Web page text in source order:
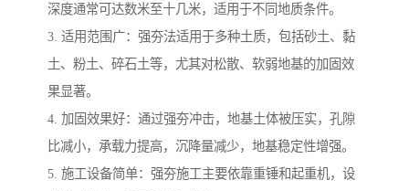
深度通常可达数米至十几米，适用于不同地质条件。
3. 适用范围广：强夯法适用于多种土质，包括砂土、黏
土、粉土、碎石土等，尤其对松散、软弱地基的加固效
果显著。
4. 加固效果好：通过强夯冲击，地基土体被压实，孔隙
比减小，承载力提高，沉降量减少，地基稳定性增强。
5. 施工设备简单：强夯施工主要依靠重锤和起重机，设